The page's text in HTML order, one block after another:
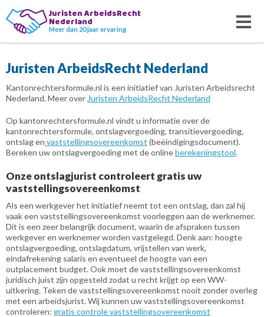
Juristen ArbeidsRecht
Nederland
Meer dan 20 jaar ervaring
Juristen ArbeidsRecht Nederland
Kantonrechtersformule.nl is een initiatief van Juristen Arbeidsrecht
Nederland. Meer over Juristen ArbeidsRecht Nederland
Op kantonrechtersformule.nl vindt u informatie over de
kantonrechtersformule, ontslagvergoeding, transitievergoeding,
ontslag en vaststellingsovereenkomst (beëindigingsdocument).
Bereken uw ontslagvergoeding met de onlineberekeningstool.
Onze ontslagjurist controleert gratis uw
vaststellingsovereenkomst
Als een werkgever het initiatief neemt tot een ontslag, dan zal hij
vaak een vaststellingsovereenkomst voorleggen aan de werknemer.
Dit is een zeer belangrijk document, waarin de afspraken tussen
werkgever en werknemer worden vastgelegd. Denk aan: hoogte
ontslagvergoeding, ontslagdatum, vrijstellen van werk,
eindafrekening salaris en eventueel de hoogte van een
outplacement budget. Ook moet de vaststellingsovereenkomst
juridisch juist zijn opgesteld zodat u recht krijgt op een WW-
uitkering. Teken de vaststellingsovereenkomst nooit zonder overleg
met een arbeidsjurist. Wij kunnen uw vaststellingsovereenkomst
controleren: gratis controle vaststellingsovereenkomst